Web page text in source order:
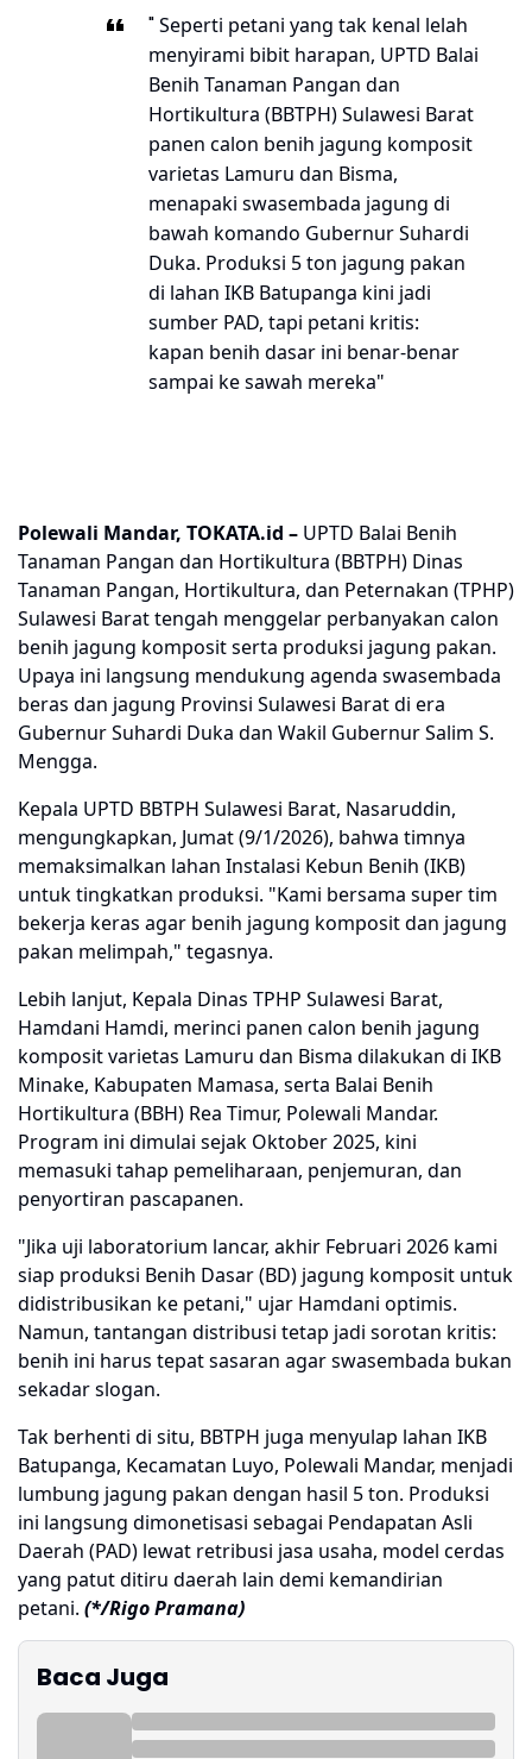
"Seperti petani yang tak kenal lelah
menyirami bibit harapan, UPTD Balai
Benih Tanaman Pangan dan
Hortikultura (BBTPH) Sulawesi Barat
panen calon benih jagung komposit
varietas Lamuru dan Bisma,
menapaki swasembada jagung di
bawah komando Gubernur Suhardi
Duka. Produksi 5 ton jagung pakan
di lahan IKB Batupanga kini jadi
sumber PAD, tapi petani kritis:
kapan benih dasar ini benar-benar
sampai ke sawah mereka"
Polewali Mandar, TOKATA.id – UPTD Balai Benih
Tanaman Pangan dan Hortikultura (BBTPH) Dinas
Tanaman Pangan, Hortikultura, dan Peternakan (TPHP)
Sulawesi Barat tengah menggelar perbanyakan calon
benih jagung komposit serta produksi jagung pakan.
Upaya ini langsung mendukung agenda swasembada
beras dan jagung Provinsi Sulawesi Barat di era
Gubernur Suhardi Duka dan Wakil Gubernur Salim S.
Mengga.
Kepala UPTD BBTPH Sulawesi Barat, Nasaruddin,
mengungkapkan, Jumat (9/1/2026), bahwa timnya
memaksimalkan lahan Instalasi Kebun Benih (IKB)
untuk tingkatkan produksi. "Kami bersama super tim
bekerja keras agar benih jagung komposit dan jagung
pakan melimpah," tegasnya.
Lebih lanjut, Kepala Dinas TPHP Sulawesi Barat,
Hamdani Hamdi, merinci panen calon benih jagung
komposit varietas Lamuru dan Bisma dilakukan di IKB
Minake, Kabupaten Mamasa, serta Balai Benih
Hortikultura (BBH) Rea Timur, Polewali Mandar.
Program ini dimulai sejak Oktober 2025, kini
memasuki tahap pemeliharaan, penjemuran, dan
penyortiran pascapanen.
"Jika uji laboratorium lancar, akhir Februari 2026 kami
siap produksi Benih Dasar (BD) jagung komposit untuk
didistribusikan ke petani," ujar Hamdani optimis.
Namun, tantangan distribusi tetap jadi sorotan kritis:
benih ini harus tepat sasaran agar swasembada bukan
sekadar slogan.
Tak berhenti di situ, BBTPH juga menyulap lahan IKB
Batupanga, Kecamatan Luyo, Polewali Mandar, menjadi
lumbung jagung pakan dengan hasil 5 ton. Produksi
ini langsung dimonetisasi sebagai Pendapatan Asli
Daerah (PAD) lewat retribusi jasa usaha, model cerdas
yang patut ditiru daerah lain demi kemandirian
petani. (*/Rigo Pramana)
Baca Juga